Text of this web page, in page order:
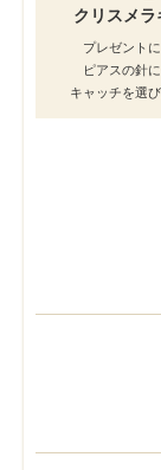
クリスメ
プレゼントに
ピアスの針
キャッチを選び